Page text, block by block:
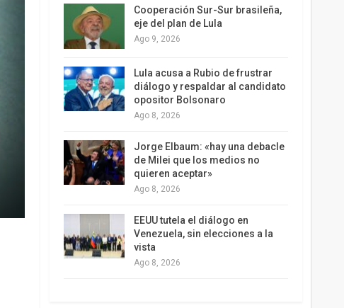
Cooperación Sur-Sur brasileña,
eje del plan de Lula
Ago 9, 2026
Lula acusa a Rubio de frustrar
diálogo y respaldar al candidato
opositor Bolsonaro
Ago 8, 2026
Jorge Elbaum: «hay una debacle
de Milei que los medios no
quieren aceptar»
Ago 8, 2026
EEUU tutela el diálogo en
Venezuela, sin elecciones a la
vista
Ago 8, 2026